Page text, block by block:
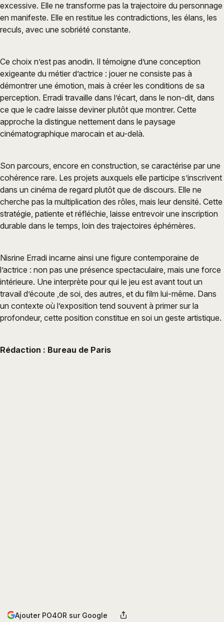
excessive. Elle ne transforme pas la trajectoire du personnage
en manifeste. Elle en restitue les contradictions, les élans, les
reculs, avec une sobriété constante.
Ce choix n’est pas anodin. Il témoigne d’une conception
exigeante du métier d’actrice : jouer ne consiste pas à
démontrer une émotion, mais à créer les conditions de sa
perception. Erradi travaille dans l’écart, dans le non-dit, dans
ce que le cadre laisse deviner plutôt que montrer. Cette
approche la distingue nettement dans le paysage
cinématographique marocain et au-delà.
Son parcours, encore en construction, se caractérise par une
cohérence rare. Les projets auxquels elle participe s’inscrivent
dans un cinéma de regard plutôt que de discours. Elle ne
cherche pas la multiplication des rôles, mais leur densité. Cette
stratégie, patiente et réfléchie, laisse entrevoir une inscription
durable dans le temps, loin des trajectoires éphémères.
Nisrine Erradi incarne ainsi une figure contemporaine de
l’actrice : non pas une présence spectaculaire, mais une force
intérieure. Une interprète pour qui le jeu est avant tout un
travail d’écoute ,de soi, des autres, et du film lui-même. Dans
un contexte où l’exposition tend souvent à primer sur la
profondeur, cette position constitue en soi un geste artistique.
Rédaction : Bureau de Paris
Ajouter PO4OR sur Google